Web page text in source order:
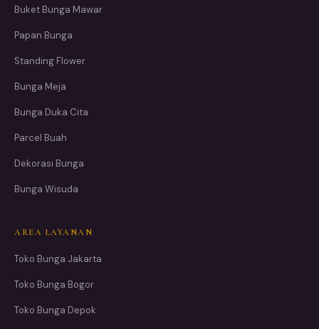
Buket Bunga Mawar
Papan Bunga
Standing Flower
Bunga Meja
Bunga Duka Cita
Parcel Buah
Dekorasi Bunga
Bunga Wisuda
AREA LAYANAN
Toko Bunga Jakarta
Toko Bunga Bogor
Toko Bunga Depok